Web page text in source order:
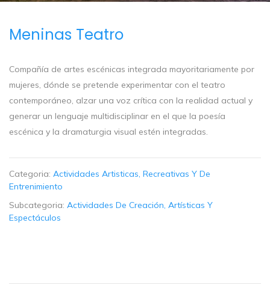
Meninas Teatro
Compañía de artes escénicas integrada mayoritariamente por
mujeres, dónde se pretende experimentar con el teatro
contemporáneo, alzar una voz crítica con la realidad actual y
generar un lenguaje multidisciplinar en el que la poesía
escénica y la dramaturgia visual estén integradas.
Categoria: Actividades Artisticas, Recreativas Y De
Entrenimiento
Subcategoria: Actividades De Creación, Artísticas Y
Espectáculos